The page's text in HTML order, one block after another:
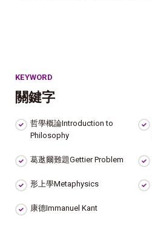
KEYWORD
關鍵字
哲學概論Introduction to
Philosophy
葛逖爾難題Gettier Problem
形上學Metaphysics
康德Immanuel Kant